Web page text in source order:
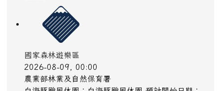
more...